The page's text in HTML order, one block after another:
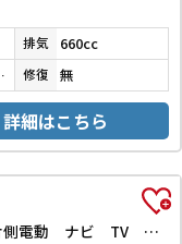
排気 660cc
ール 修復 無
詳細はこちら
X ETC 全周囲カメラ 両側スライド・片側電動 ナビ TV クリアランスソナー レーンアシスト 衝突被害軽減システム オートライト スマートキー アイドリングストップ 電動格納ミラー